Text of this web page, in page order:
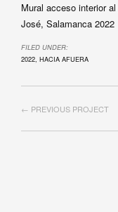
Mural acceso interior al
José, Salamanca 2022
FILED UNDER:
2022, HACIA AFUERA
← PREVIOUS PROJECT